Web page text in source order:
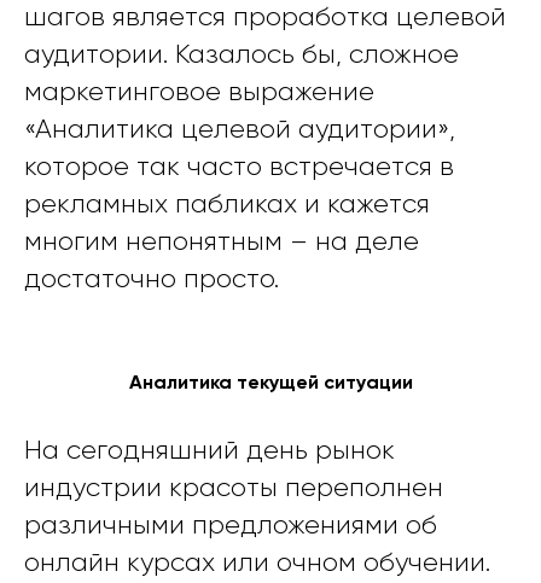
шагов является проработка целевой
аудитории. Казалось бы, сложное
маркетинговое выражение
«Аналитика целевой аудитории»,
которое так часто встречается в
рекламных пабликах и кажется
многим непонятным – на деле
достаточно просто.
Аналитика текущей ситуации
На сегодняшний день рынок
индустрии красоты переполнен
различными предложениями об
онлайн курсах или очном обучении.